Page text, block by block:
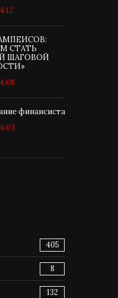
СТАТЬ
ШАГОВОЙ
финансиста
405
8
132